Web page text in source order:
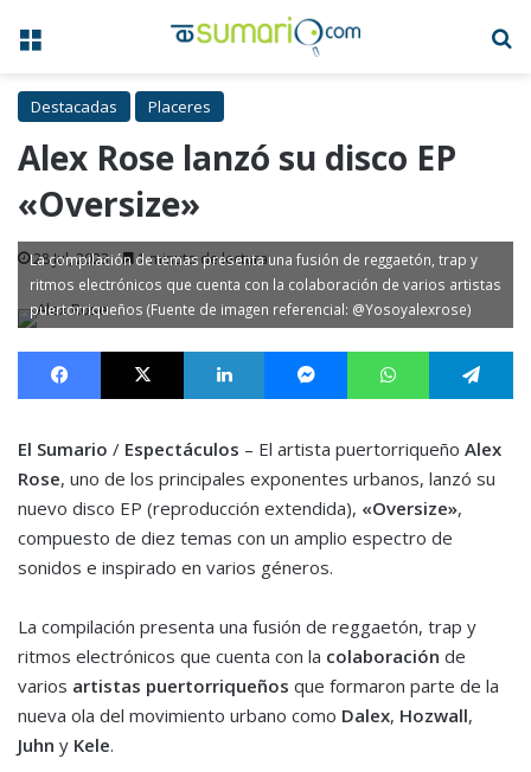
Menú
Destacadas Placeres
Alex Rose lanzó su disco EP
«Oversize»
28 Jul, 2023 1 minuto de lectura
La compilación de temas presenta una fusión de reggaetón, trap y
ritmos electrónicos que cuenta con la colaboración de varios artistas
puertorriqueños (Fuente de imagen referencial: @Yosoyalexrose)
Facebook X LinkedIn MessengerWhatsApp
El Sumario / Espectáculos – El artista puertorriqueño Alex
Rose, uno de los principales exponentes urbanos, lanzó su
nuevo disco EP (reproducción extendida), «Oversize»,
compuesto de diez temas con un amplio espectro de
sonidos e inspirado en varios géneros.
La compilación presenta una fusión de reggaetón, trap y
ritmos electrónicos que cuenta con la colaboración de
varios artistas puertorriqueños que formaron parte de la
nueva ola del movimiento urbano como Dalex, Hozwall,
Juhn y Kele.